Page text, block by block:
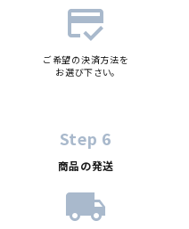
credit_score
ご希望の決済方法を
お選び下さい。
Step 6
商品の発送
local_shipping